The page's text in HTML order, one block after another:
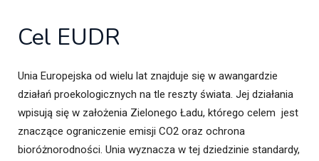
Cel EUDR
Unia Europejska od wielu lat znajduje się w awangardzie
działań proekologicznych na tle reszty świata. Jej działania
wpisują się w założenia Zielonego Ładu, którego celem jest
znaczące ograniczenie emisji CO2 oraz ochrona
bioróżnorodności. Unia wyznacza w tej dziedzinie standardy,